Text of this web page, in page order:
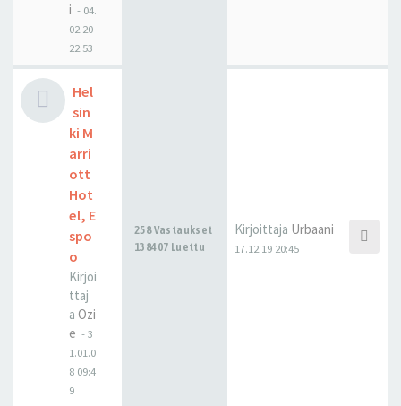
i - 04.
02.20
22:53
Hel
sin
ki M
arri
ott
Hot
el, E
spo
o
Kirjoi
ttaj
a Ozi
e -3
1.01.0
8 09:4
9
258 Vastaukset
138407 Luettu
Kirjoittaja Urbaani
17.12.19 20:45